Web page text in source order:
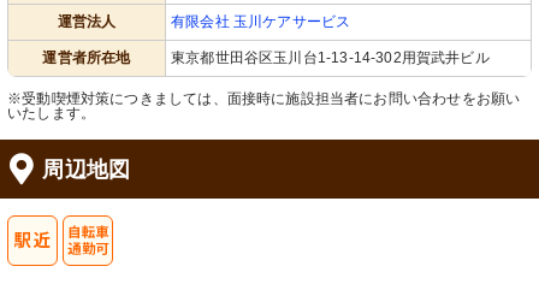
運営法人 有限会社 玉川ケアサービス
運営者所在地 東京都世田谷区玉川台1-13-14-302用賀武井ビル
※受動喫煙対策につきましては、面接時に施設担当者にお問い合わせをお願い
いたします。
周辺地図